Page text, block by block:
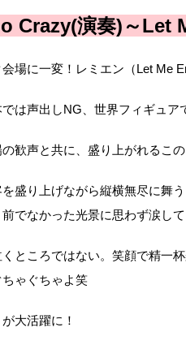
Crazy(演奏)～Let
会場に一変！レミエン（Let Me
は声出しNG、世界フィギュア
歓声と共に、盛り上がれるこ
を盛り上げながら縦横無尽に舞
でなかった光景に思わず涙して
ところではない。笑顔で精一
ゃぐちゃよ笑
大活躍に！